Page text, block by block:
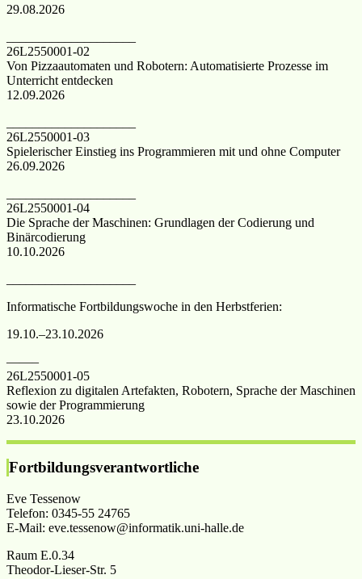
29.08.2026
26L2550001-02
Von Pizzaautomaten und Robotern: Automatisierte Prozesse im
Unterricht entdecken
12.09.2026
26L2550001-03
Spielerischer Einstieg ins Programmieren mit und ohne Computer
26.09.2026
26L2550001-04
Die Sprache der Maschinen: Grundlagen der Codierung und
Binärcodierung
10.10.2026
Informatische Fortbildungswoche in den Herbstferien:
19.10.–23.10.2026
——–
26L2550001-05
Reflexion zu digitalen Artefakten, Robotern, Sprache der Maschinen
sowie der Programmierung
23.10.2026
Fortbildungsverantwortliche
Eve Tessenow
Telefon: 0345-55 24765
E-Mail: eve.tessenow@informatik.uni-halle.de
Raum E.0.34
Theodor-Lieser-Str. 5